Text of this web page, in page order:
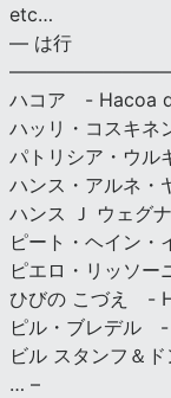
etc…
— は行
ハコア - Hacoa
ハッリ・コスキ
パトリシア・ウ
ハンス・アルネ
ハンス Ｊ ウェグ
ピート・ヘイン
ピエロ・リッソ
ひびの こづえ -
ピル・ブレデル
ビル スタンフ＆
… –